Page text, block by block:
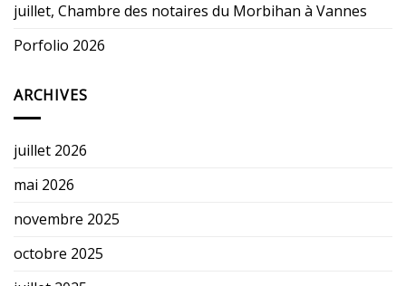
juillet, Chambre des notaires du Morbihan à Vannes
Porfolio 2026
ARCHIVES
juillet 2026
mai 2026
novembre 2025
octobre 2025